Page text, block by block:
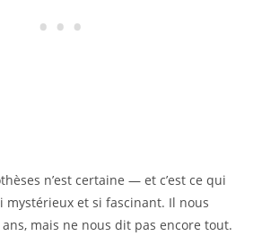
n’est certaine — et c’est ce qui
mystérieux et si fascinant. Il nous
mais ne nous dit pas encore tout.